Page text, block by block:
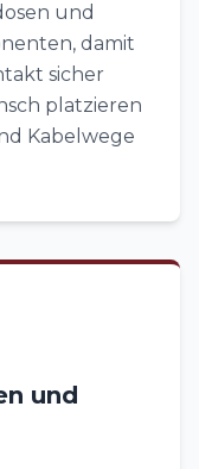
und
damit
sicher
platzieren
Kabelwege
und